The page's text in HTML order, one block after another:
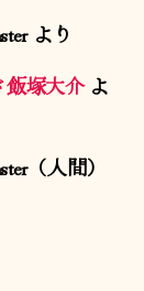
より
飯塚大介よ
（人間）